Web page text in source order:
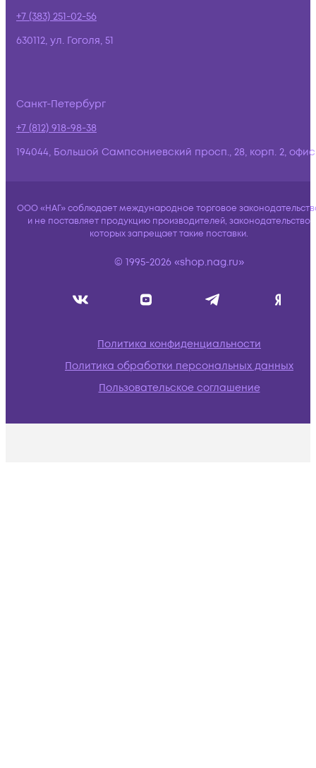
+7 (383) 251-02-56
630112, ул. Гоголя, 51
Санкт-Петербург
+7 (812) 918-98-38
194044, Большой Сампсониевский просп., 28, корп. 2,
ООО «НАГ» соблюдает международное торговое
и не поставляет продукцию производителей, законодательство
которых запрещает такие поставки.
© 1995-2026 «shop.nag.ru»
Политика конфиденциальности
Политика обработки персональных данных
Пользовательское соглашение